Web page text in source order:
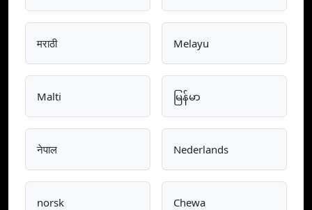
मराठी Melayu
Malti မြန်မာ
नेपाल Nederlands
norsk Chewa